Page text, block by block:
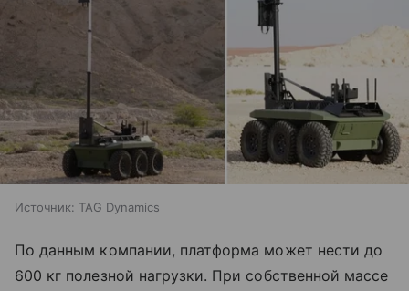
Источник: TAG Dynamics
По данным компании, платформа может нести до
600 кг полезной нагрузки. При собственной массе